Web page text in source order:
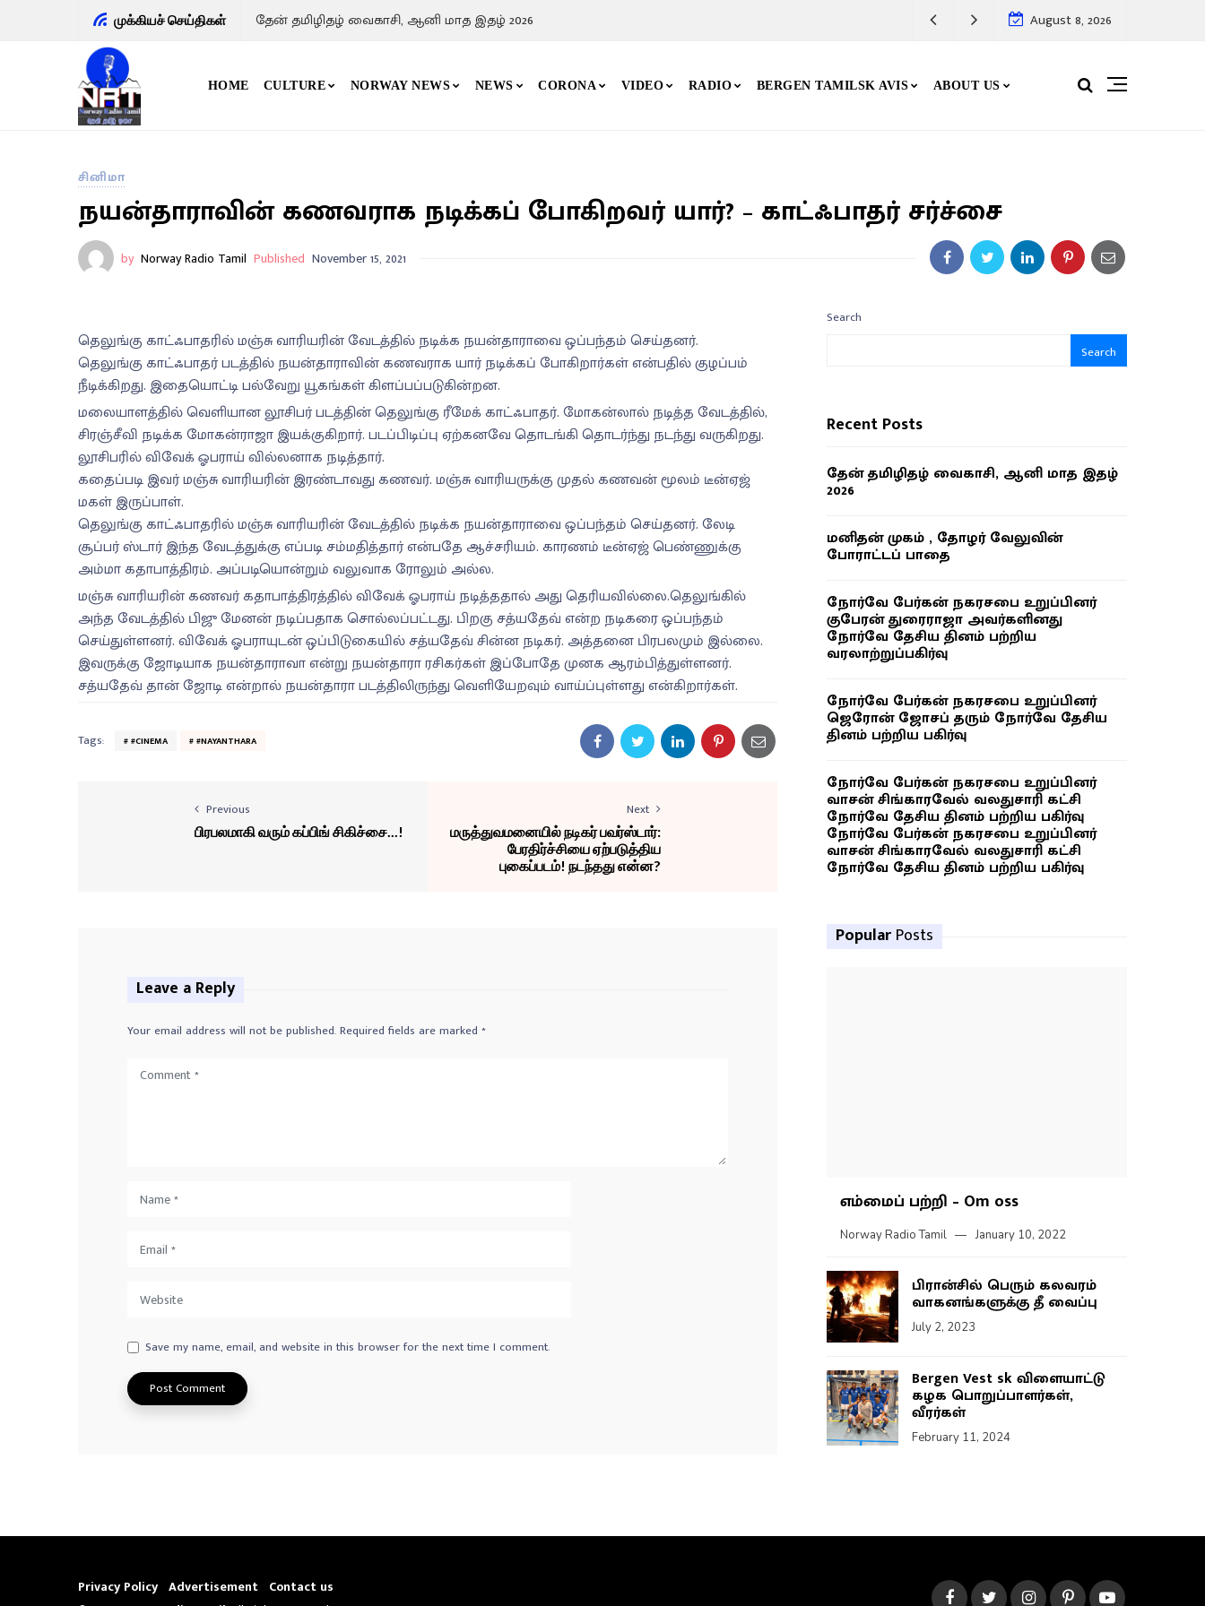
முக்கியச் செய்திகள் தேன் தமிழிதழ் வைகாசி, ஆனி மாத இதழ் 2026 August 8, 2026
HOME CULTURE NORWAY NEWS NEWS CORONA VIDEO RADIO BERGEN TAMILSK AVIS ABOUT US
சினிமா
நயன்தாராவின் கணவராக நடிக்கப் போகிறவர் யார்? – காட்ஃபாதர் சர்ச்சை
by Norway Radio Tamil Published November 15, 2021
தெலுங்கு காட்ஃபாதரில் மஞ்சு வாரியரின் வேடத்தில் நடிக்க நயன்தாராவை ஒப்பந்தம் செய்தனர்.
தெலுங்கு காட்ஃபாதர் படத்தில் நயன்தாராவின் கணவராக யார் நடிக்கப் போகிறார்கள் என்பதில் குழப்பம்
நீடிக்கிறது. இதையொட்டி பல்வேறு யூகங்கள் கிளப்பப்படுகின்றன.
மலையாளத்தில் வெளியான லூசிபர் படத்தின் தெலுங்கு ரீமேக் காட்ஃபாதர். மோகன்லால் நடித்த வேடத்தில்,
சிரஞ்சீவி நடிக்க மோகன்ராஜா இயக்குகிறார். படப்பிடிப்பு ஏற்கனவே தொடங்கி தொடர்ந்து நடந்து வருகிறது.
லூசிபரில் விவேக் ஓபராய் வில்லனாக நடித்தார்.
கதைப்படி இவர் மஞ்சு வாரியரின் இரண்டாவது கணவர். மஞ்சு வாரியருக்கு முதல் கணவன் மூலம் டீன்ஏஜ்
மகள் இருப்பாள்.
தெலுங்கு காட்ஃபாதரில் மஞ்சு வாரியரின் வேடத்தில் நடிக்க நயன்தாராவை ஒப்பந்தம் செய்தனர். லேடி
சூப்பர் ஸ்டார் இந்த வேடத்துக்கு எப்படி சம்மதித்தார் என்பதே ஆச்சரியம். காரணம் டீன்ஏஜ் பெண்ணுக்கு
அம்மா கதாபாத்திரம். அப்படியொன்றும் வலுவாக ரோலும் அல்ல.
மஞ்சு வாரியரின் கணவர் கதாபாத்திரத்தில் விவேக் ஓபராய் நடித்ததால் அது தெரியவில்லை.தெலுங்கில்
அந்த வேடத்தில் பிஜு மேனன் நடிப்பதாக சொல்லப்பட்டது. பிறகு சத்யதேவ் என்ற நடிகரை ஒப்பந்தம்
செய்துள்ளனர். விவேக் ஓபராயுடன் ஒப்பிடுகையில் சத்யதேவ் சின்ன நடிகர். அத்தனை பிரபலமும் இல்லை.
இவருக்கு ஜோடியாக நயன்தாராவா என்று நயன்தாரா ரசிகர்கள் இப்போதே முனக ஆரம்பித்துள்ளனர்.
சத்யதேவ் தான் ஜோடி என்றால் நயன்தாரா படத்திலிருந்து வெளியேறவும் வாய்ப்புள்ளது என்கிறார்கள்.
Tags: #CINEMA #NAYANTHARA
Previous
பிரபலமாகி வரும் கப்பிங் சிகிச்சை...!
Next
மருத்துவமனையில் நடிகர் பவர்ஸ்டார்:
பேரதிர்ச்சியை ஏற்படுத்திய
புகைப்படம்! நடந்தது என்ன?
Leave a Reply
Your email address will not be published.Required fields are marked *
Save my name, email, and website in this browser for the next time I comment.
Search
Search
Recent Posts
தேன் தமிழிதழ் வைகாசி, ஆனி மாத இதழ்
2026
மனிதன் முகம் , தோழர் வேலுவின்
போராட்டப் பாதை
நோர்வே பேர்கன் நகரசபை உறுப்பினர்
குபேரன் துரைராஜா அவர்களினது
நோர்வே தேசிய தினம் பற்றிய
வரலாற்றுப்பகிர்வு
நோர்வே பேர்கன் நகரசபை உறுப்பினர்
ஜெரோன் ஜோசப் தரும் நோர்வே தேசிய
தினம் பற்றிய பகிர்வு
நோர்வே பேர்கன் நகரசபை உறுப்பினர்
வாசன் சிங்காரவேல் வலதுசாரி கட்சி
நோர்வே தேசிய தினம் பற்றிய பகிர்வு
நோர்வே பேர்கன் நகரசபை உறுப்பினர்
வாசன் சிங்காரவேல் வலதுசாரி கட்சி
நோர்வே தேசிய தினம் பற்றிய பகிர்வு
Popular Posts
எம்மைப் பற்றி – Om oss
Norway Radio Tamil January 10, 2022
பிரான்சில் பெரும் கலவரம்
வாகனங்களுக்கு தீ வைப்பு
July 2, 2023
Bergen Vest sk விளையாட்டு
கழக பொறுப்பாளர்கள்,
வீரர்கள்
February 11, 2024
Privacy Policy Advertisement Contact us